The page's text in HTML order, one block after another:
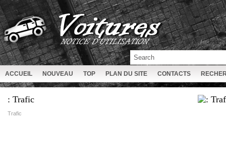
ACCUEIL NOUVEAU TOP PLAN DU SITE CONTACTS
: Trafic
Trafic